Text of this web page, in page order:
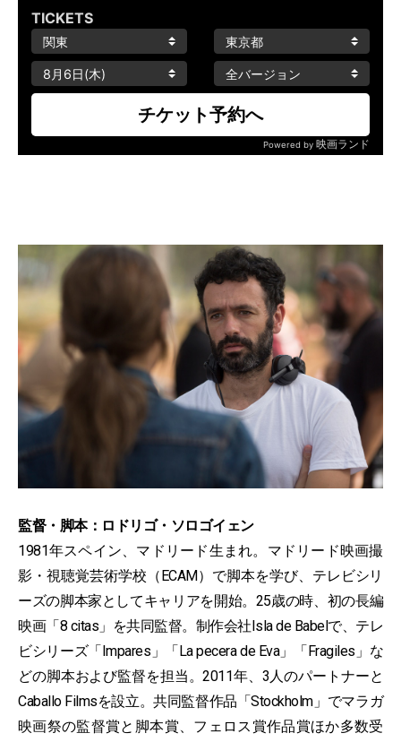
監督・脚本：ロドリゴ・ソロゴイェン
1981年スペイン、マドリード生まれ。マドリード映画撮
影・視聴覚芸術学校（ECAM）で脚本を学び、テレビシリ
ーズの脚本家としてキャリアを開始。25歳の時、初の長編
映画「8 citas」を共同監督。制作会社Isla de Babelで、テレ
ビシリーズ「Impares」「La pecera de Eva」「Fragiles」な
どの脚本および監督を担当。2011年、3人のパートナーと
Caballo Filmsを設立。共同監督作品「Stockholm」でマラガ
映画祭の監督賞と脚本賞、フェロス賞作品賞ほか多数受